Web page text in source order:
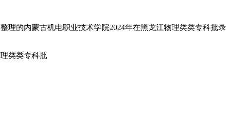
理的内蒙古机电职业技术学院2024年在黑龙江物理类类专科批录